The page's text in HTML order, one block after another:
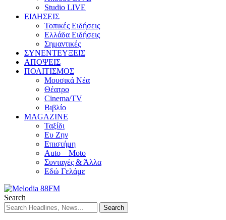
Studio LIVE
ΕΙΔΗΣΕΙΣ
Τοπικές Ειδήσεις
Ελλάδα Ειδήσεις
Σημαντικές
ΣΥΝΕΝΤΕΥΞΕΙΣ
ΑΠΟΨΕΙΣ
ΠΟΛΙΤΙΣΜΟΣ
Μουσικά Νέα
Θέατρο
Cinema/TV
Βιβλίο
MAGAZINE
Ταξίδι
Ευ Ζην
Επιστήμη
Auto – Moto
Συνταγές & Άλλα
Εδώ Γελάμε
Search